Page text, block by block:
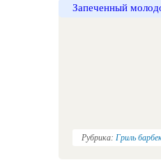
Запеченный
Рубрика: Гриль